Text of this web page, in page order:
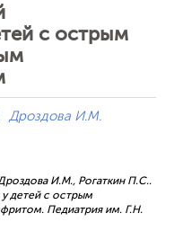
с острым
Дроздова И.М.
И.М., Рогаткин П.С..
детей с острым
Педиатрия им. Г.Н.